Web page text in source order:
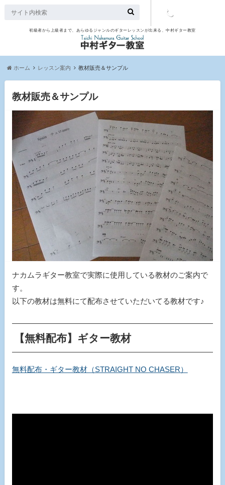
初級者から上級者まで、あらゆるジャンルのギターレッスンが出来る、中村ギター教室
ホーム レッスン案内 教材販売＆サンプル
教材販売＆サンプル
ナカムラギター教室で実際に使用している教材のご案内で
す。
以下の教材は無料にて配布させていただいてる教材です♪
【無料配布】ギター教材
無料配布・ギター教材（STRAIGHT NO CHASER）